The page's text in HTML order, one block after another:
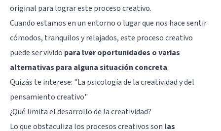
original para lograr este proceso creativo.
Cuando estamos en un entorno o lugar que nos hace sentir
cómodos, tranquilos y relajados, este proceso creativo
puede ser vivido para lver oportunidades o varias
alternativas para alguna situación concreta.
Quizás te interese: "La psicología de la creatividad y del
pensamiento creativo"
¿Qué limita el desarrollo de la creatividad?
Lo que obstaculiza los procesos creativos son las